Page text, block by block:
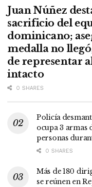
Juan Núñez
sacrificio del
dominicano;
medalla no
de representar
intacto
0 SHARES
Policía
ocupa 3 armas
personas
0 SHARES
Más de 180
se reúnen en